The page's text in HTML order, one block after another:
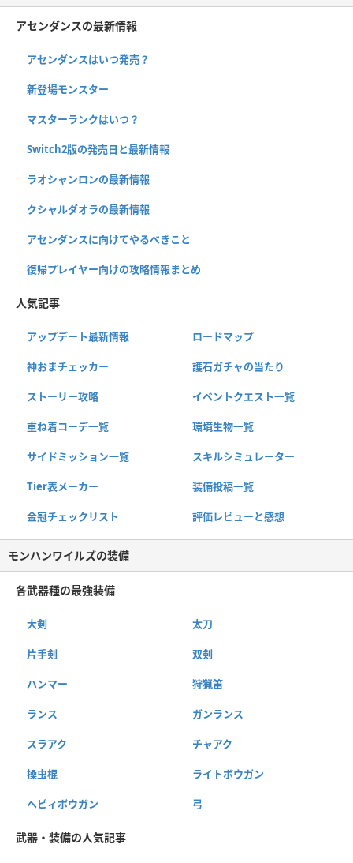
アセンダンスの最新情報
アセンダンスはいつ発売？
新登場モンスター
マスターランクはいつ？
Switch2版の発売日と最新情報
ラオシャンロンの最新情報
クシャルダオラの最新情報
アセンダンスに向けてやるべきこと
復帰プレイヤー向けの攻略情報まとめ
人気記事
アップデート最新情報 ロードマップ
神おまチェッカー 護石ガチャの当たり
ストーリー攻略 イベントクエスト一覧
重ね着コーデ一覧 環境生物一覧
サイドミッション一覧 スキルシミュレーター
Tier表メーカー 装備投稿一覧
金冠チェックリスト 評価レビューと感想
モンハンワイルズの装備
各武器種の最強装備
大剣 太刀
片手剣 双剣
ハンマー 狩猟笛
ランス ガンランス
スラアク チャアク
操虫棍 ライトボウガン
ヘビィボウガン 弓
武器・装備の人気記事